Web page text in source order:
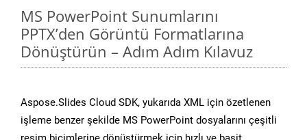
MS PowerPoint Sunumlarını
PPTX’den Görüntü Formatlarına
Dönüştürün – Adım Adım Kılavuz
Aspose.Slides Cloud SDK, yukarıda XML için özetlenen
işleme benzer şekilde MS PowerPoint dosyalarını çeşitli